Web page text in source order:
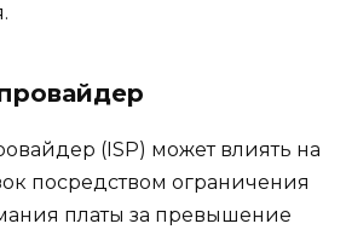
(ISP) может влиять на
посредством ограничения
платы за превышение